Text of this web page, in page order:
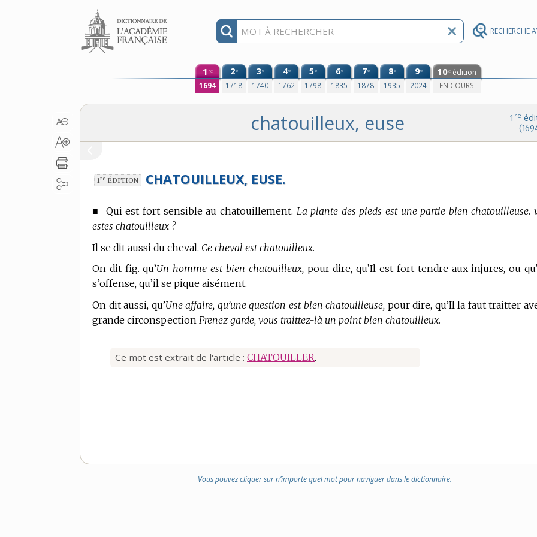
RECHERCHE
Aller au contenu
1 re
1694
2e
1718
3e
1740
4e
1762
5e
1798
6e
1835
7e
1878
8e
1935
9e
2024
10e édition
EN COURS
1 re
chatouilleux, euse
1re ÉDITION CHATOUILLEUX, EUSE.
■ Qui est fort sensible au chatouillement. La plante des pieds est une partie bien chatouilleuse.
estes chatouilleux ?
Il se dit aussi du cheval. Ce cheval est chatouilleux.
On dit fig. qu’Un homme est bien chatouilleux,pour dire, qu’Il est fort tendre aux injures, ou
s’offense, qu’il se pique aisément.
On dit aussi, qu’Une affaire, qu’une question est bien chatouilleuse, pour dire, qu’Il la faut traitter
grande circonspection Prenez garde, vous traittez-là un point bien chatouilleux.
Ce mot est extrait de l'article : CHATOUILLER.
Vous pouvez cliquer sur n’importe quel mot pour naviguer dans le dictionnaire.